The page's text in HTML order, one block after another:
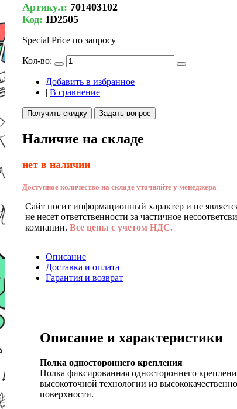
Артикул: 701403102
Код: ID2505
Special Price по запросу
Кол-во:
Добавить в избранное
| В сравнение
Получить скидку Задать вопрос
Наличие на складе
нет в наличии
Доступное количество на складе уточняйте у менеджера
Сайт носит информационный характер и не
не несет ответственности за частичное
компании. Все цены с учетом НДС.
Описание
Доставка и оплата
Гарантия и возврат
Описание и характеристики
Полка одностороннего крепления
Полка фиксированная одностороннего
высокоточной технологии из
поверхности.